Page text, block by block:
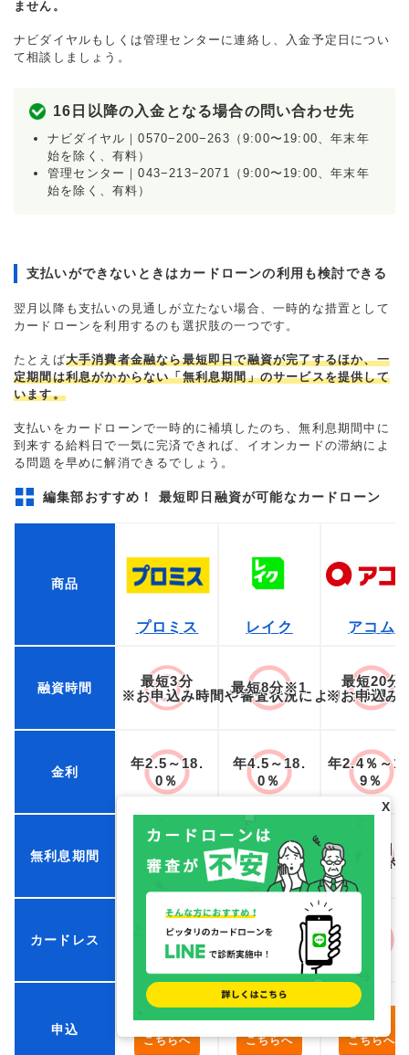
ません。
ナビダイヤルもしくは管理センターに連絡し、入金予定日につい
て相談しましょう。
16日以降の入金となる場合の問い合わせ先
ナビダイヤル｜0570−200−263（9:00〜19:00、年末年
始を除く、有料）
管理センター｜043−213−2071（9:00〜19:00、年末年
始を除く、有料）
支払いができないときはカードローンの利用も検討できる
翌月以降も支払いの見通しが立たない場合、一時的な措置として
カードローンを利用するのも選択肢の一つです。
たとえば大手消費者金融なら最短即日で融資が完了するほか、一
定期間は利息がかからない「無利息期間」のサービスを提供して
います。
支払いをカードローンで一時的に補填したのち、無利息期間中に
到来する給料日で一気に完済できれば、イオンカードの滞納によ
る問題を早めに解消できるでしょう。
編集部おすすめ！ 最短即日融資が可能なカードローン
商品
プロミス レイク アコム
融資時間 最短3分
※お申込み時間や審査状況によりご希望に
最短8分※1 最短20分
※お申込み
金利
年2.5～18.
0％
年4.5～18.
0％
年2.4％～
9％
無利息期間 最大30日間
※初回借入日の翌日から
365日※2 最大30日間
※初回契約
カードレス 対応 対応
申込
詳細は
こちらへ
詳細は
こちらへ
詳細は
こちらへ
X